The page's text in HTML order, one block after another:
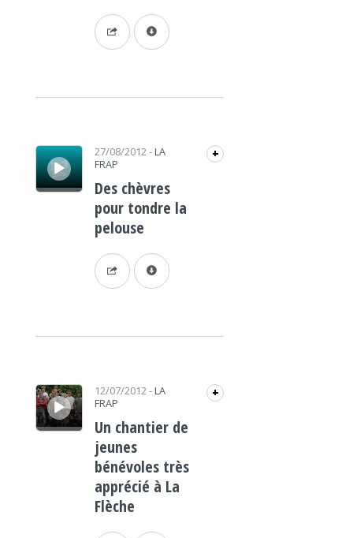
Lecteur audio 27/08/2012- LA
FRAP
+
Des chèvres
pour tondre la
pelouse
Lecteur audio 12/07/2012- LA
FRAP
+
Un chantier de
jeunes
bénévoles très
apprécié à La
Flèche